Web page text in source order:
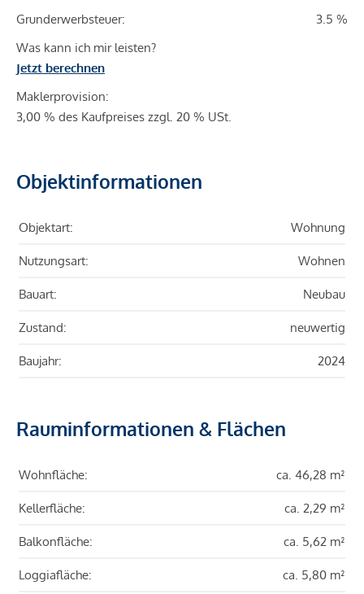
Grunderwerbsteuer:
3.5 %
Was kann ich mir leisten?
Jetzt berechnen
Maklerprovision:
3,00 % des Kaufpreises zzgl. 20 % USt.
Objektinformationen
Objektart: Wohnung
Nutzungsart: Wohnen
Bauart: Neubau
Zustand: neuwertig
Baujahr: 2024
Rauminformationen & Flächen
Wohnfläche: ca. 46,28 m²
Kellerfläche: ca. 2,29 m²
Balkonfläche: ca. 5,62 m²
Loggiafläche: ca. 5,80 m²